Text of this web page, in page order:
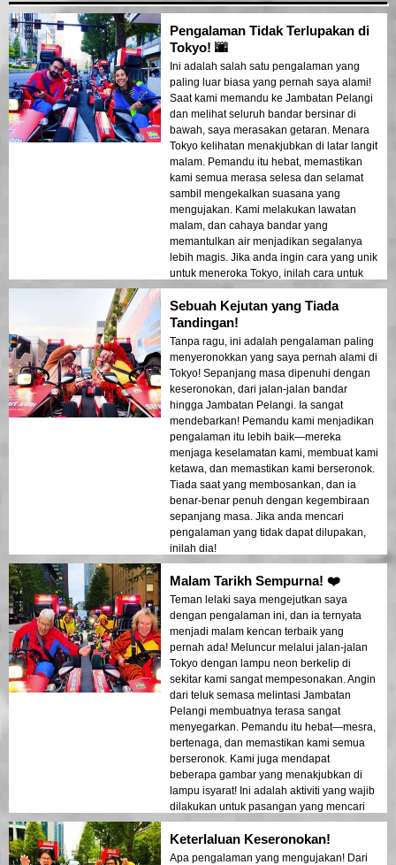
Pengalaman Tidak Terlupakan di
Tokyo! 🌆
Ini adalah salah satu pengalaman yang
paling luar biasa yang pernah saya alami!
Saat kami memandu ke Jambatan Pelangi
dan melihat seluruh bandar bersinar di
bawah, saya merasakan getaran. Menara
Tokyo kelihatan menakjubkan di latar langit
malam. Pemandu itu hebat, memastikan
kami semua merasa selesa dan selamat
sambil mengekalkan suasana yang
mengujakan. Kami melakukan lawatan
malam, dan cahaya bandar yang
memantulkan air menjadikan segalanya
lebih magis. Jika anda ingin cara yang unik
untuk meneroka Tokyo, inilah cara untuk
melakukannya!
Sebuah Kejutan yang Tiada
Tandingan!
Tanpa ragu, ini adalah pengalaman paling
menyeronokkan yang saya pernah alami di
Tokyo! Sepanjang masa dipenuhi dengan
keseronokan, dari jalan-jalan bandar
hingga Jambatan Pelangi. Ia sangat
mendebarkan! Pemandu kami menjadikan
pengalaman itu lebih baik—mereka
menjaga keselamatan kami, membuat kami
ketawa, dan memastikan kami berseronok.
Tiada saat yang membosankan, dan ia
benar-benar penuh dengan kegembiraan
sepanjang masa. Jika anda mencari
pengalaman yang tidak dapat dilupakan,
inilah dia!
Malam Tarikh Sempurna! ❤️
Teman lelaki saya mengejutkan saya
dengan pengalaman ini, dan ia ternyata
menjadi malam kencan terbaik yang
pernah ada! Meluncur melalui jalan-jalan
Tokyo dengan lampu neon berkelip di
sekitar kami sangat mempesonakan. Angin
dari teluk semasa melintasi Jambatan
Pelangi membuatnya terasa sangat
menyegarkan. Pemandu itu hebat—mesra,
bertenaga, dan memastikan kami semua
berseronok. Kami juga mendapat
beberapa gambar yang menakjubkan di
lampu isyarat! Ini adalah aktiviti yang wajib
dilakukan untuk pasangan yang mencari
sesuatu yang berbeza.
Keterlaluan Keseronokan!
Apa pengalaman yang mengujakan! Dari